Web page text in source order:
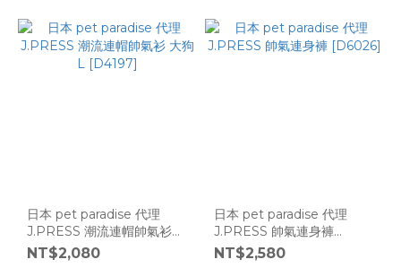
選
DS
(36)
日本 pet paradise 代理
J.PRESS 潮流連帽帥氣衫
大狗L [D4197]
NT$2,080
日本 pet paradise 代理
J.PRESS 帥氣連身褲
[D6026]
NT$2,580